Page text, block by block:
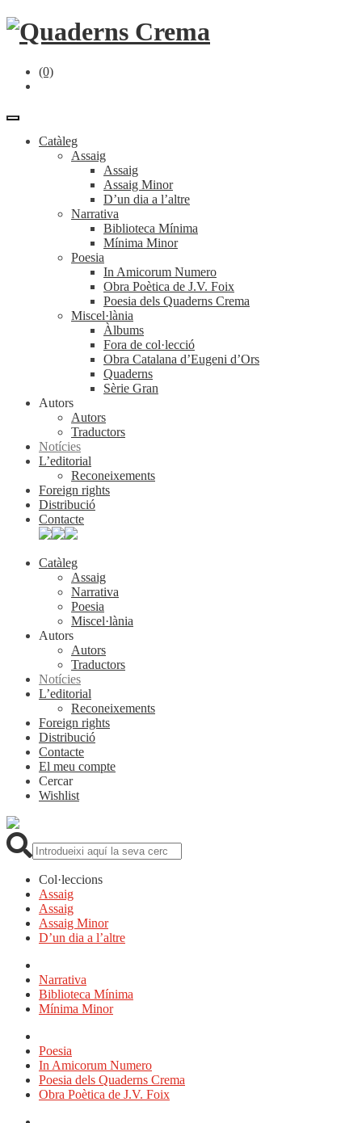
(0)
Catàleg
Assaig
Assaig
Assaig Minor
D’un dia a l’altre
Narrativa
Biblioteca Mínima
Mínima Minor
Poesia
In Amicorum Numero
Obra Poètica de J.V. Foix
Poesia dels Quaderns Crema
Miscel·lània
Àlbums
Fora de col·lecció
Obra Catalana d’Eugeni d’Ors
Quaderns
Sèrie Gran
Autors
Autors
Traductors
Notícies
L’editorial
Reconeixements
Foreign rights
Distribució
Contacte
Catàleg
Assaig
Narrativa
Poesia
Miscel·lània
Autors
Autors
Traductors
Notícies
L’editorial
Reconeixements
Foreign rights
Distribució
Contacte
El meu compte
Cercar
Wishlist
Col·leccions
Assaig
Assaig
Assaig Minor
D’un dia a l’altre
Narrativa
Biblioteca Mínima
Mínima Minor
Poesia
In Amicorum Numero
Poesia dels Quaderns Crema
Obra Poètica de J.V. Foix